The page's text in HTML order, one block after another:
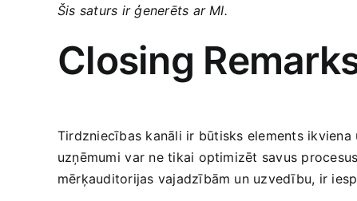
Šis saturs ‌ir ģenerēts ar MI.
Closing
Tirdzniecības kanāli​ ir ⁢būtisks elements‌
uzņēmumi ⁢var ne tikai optimizēt savus
mērķauditorijas vajadzībām un uzvedību, ir